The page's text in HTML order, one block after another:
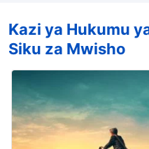
jicho litamwona yeye”
hayo, wachungaji wa
pia hutufundisha
asiyekuja na mawingu
aachwe. Kwa hiyo
huu unakubaliana na
huu kama ukweli au la?
Kazi ya Hukumu
Siku za Mwisho